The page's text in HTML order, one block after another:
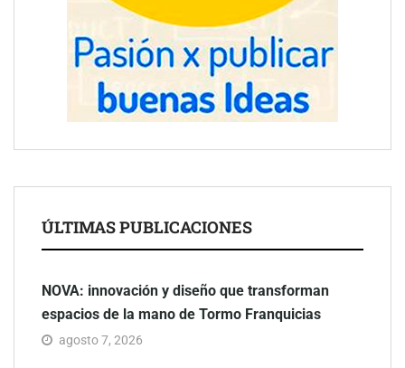
ÚLTIMAS PUBLICACIONES
NOVA: innovación y diseño que transforman
espacios de la mano de Tormo Franquicias
agosto 7, 2026